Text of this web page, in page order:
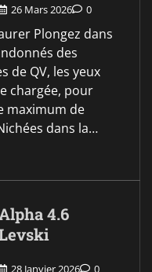
26 Mars 2026 0
Plongez dans
des
de QV, les yeux
chargée, pour
maximum de
dans la…
4.6
28 Janvier 2026 0